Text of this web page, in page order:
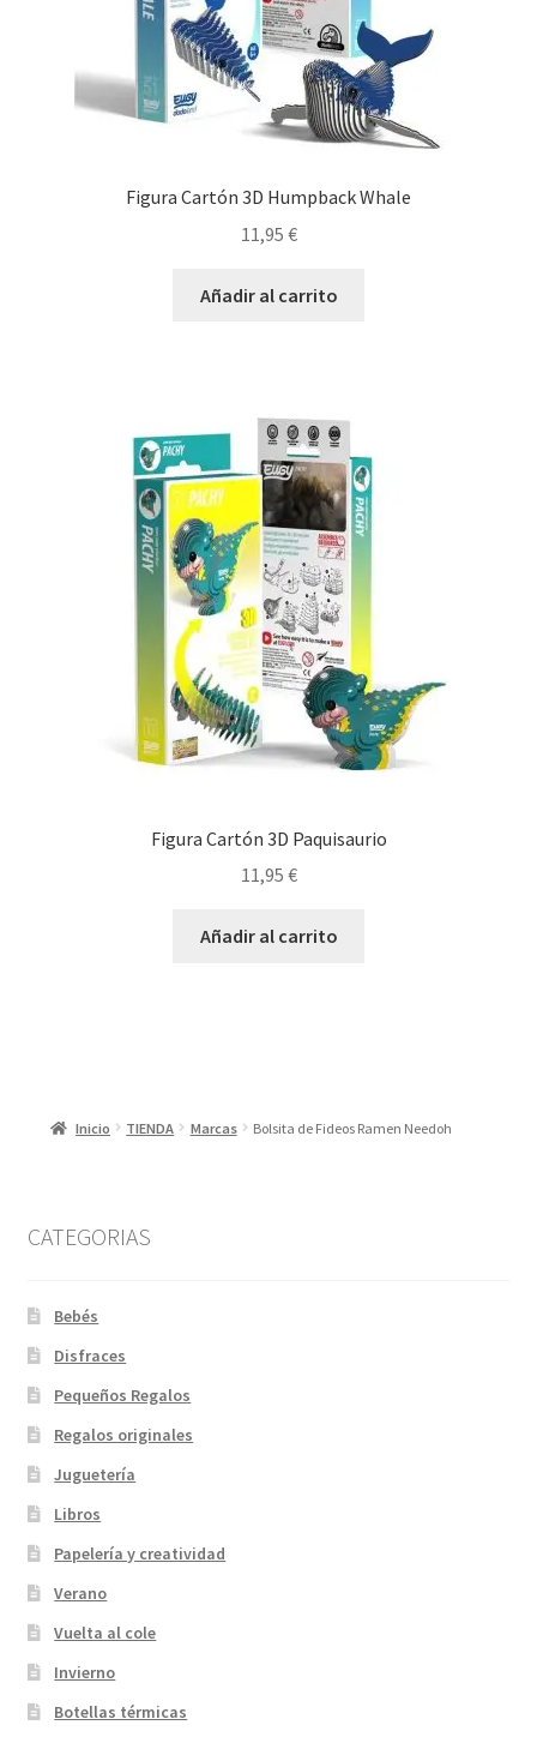
Figura Cartón 3D Humpback Whale
11,95 €
Añadir al carrito
Figura Cartón 3D Paquisaurio
11,95 €
Añadir al carrito
Inicio TIENDA Marcas Bolsita de Fideos Ramen Needoh
CATEGORIAS
Bebés
Disfraces
Pequeños Regalos
Regalos originales
Juguetería
Libros
Papelería y creatividad
Verano
Vuelta al cole
Invierno
Botellas térmicas